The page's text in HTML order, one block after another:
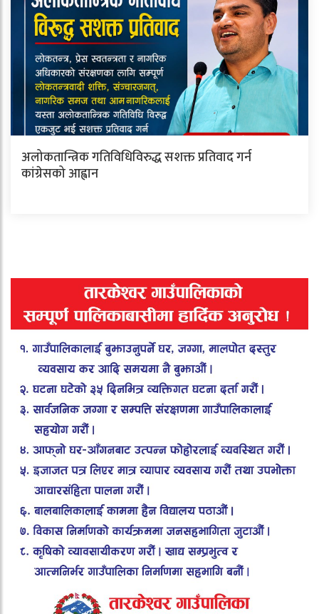
अलोकतान्त्रिक गतिविधिविरुद्ध सशक्त प्रतिवाद गर्न
कांग्रेसको आह्वान